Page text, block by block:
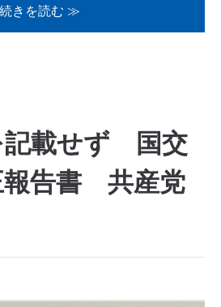
続きを読む ≫
記載せず 国交
報告書 共産党